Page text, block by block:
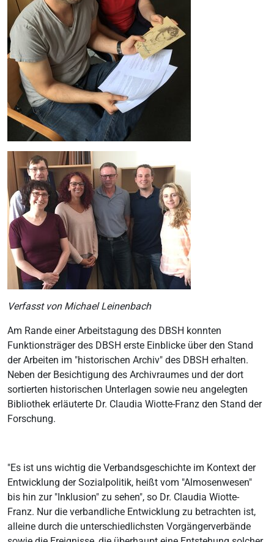
Verfasst von Michael Leinenbach
Am Rande einer Arbeitstagung des DBSH konnten
Funktionsträger des DBSH erste Einblicke über den Stand
der Arbeiten im "historischen Archiv" des DBSH erhalten.
Neben der Besichtigung des Archivraumes und der dort
sortierten historischen Unterlagen sowie neu angelegten
Bibliothek erläuterte Dr. Claudia Wiotte-Franz den Stand der
Forschung.
"Es ist uns wichtig die Verbandsgeschichte im Kontext der
Entwicklung der Sozialpolitik, heißt vom "Almosenwesen"
bis hin zur "Inklusion" zu sehen", so Dr. Claudia Wiotte-
Franz. Nur die verbandliche Entwicklung zu betrachten ist,
alleine durch die unterschiedlichsten Vorgängerverbände